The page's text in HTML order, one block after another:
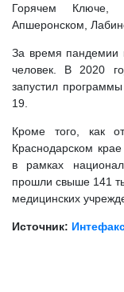
Горячем Ключе,
Апшеронском,
За время пандемии
человек. В 2020
запустил
19.
Кроме того, как
Краснодарском
в рамках
прошли свыше 141
медицинских
Источник: